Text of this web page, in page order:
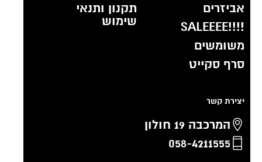
אביזרים
!!!!SALEEEE
משומשים
סרף סקייט
תקנון ותנאי
שימוש
יצירת קשר
המרכבה 19 חולון
058-4211555